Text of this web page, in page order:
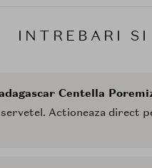
INTREBARI SI
Centella
servetel. Actioneaza